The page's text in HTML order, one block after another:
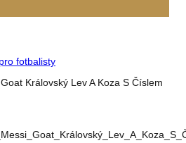
fotbalisty
Královský Lev A Koza S Číslem